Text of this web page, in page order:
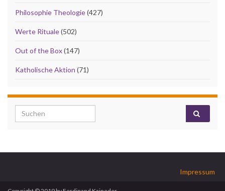
Philosophie Theologie(427)
Werte Rituale(502)
Out of the Box(147)
Katholische Aktion (71)
Search for:
Impressum